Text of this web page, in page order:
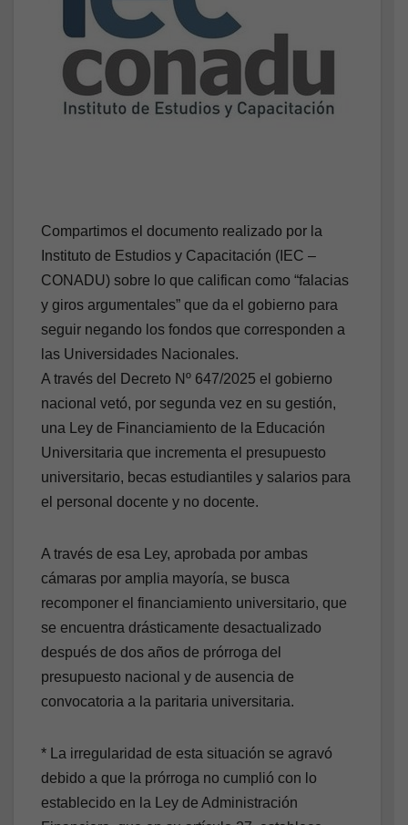
Compartimos el documento realizado por la
Instituto de Estudios y Capacitación (IEC –
CONADU) sobre lo que califican como “falacias
y giros argumentales” que da el gobierno para
seguir negando los fondos que corresponden a
las Universidades Nacionales.
A través del Decreto Nº 647/2025 el gobierno
nacional vetó, por segunda vez en su gestión,
una Ley de Financiamiento de la Educación
Universitaria que incrementa el presupuesto
universitario, becas estudiantiles y salarios para
el personal docente y no docente.
A través de esa Ley, aprobada por ambas
cámaras por amplia mayoría, se busca
recomponer el financiamiento universitario, que
se encuentra drásticamente desactualizado
después de dos años de prórroga del
presupuesto nacional y de ausencia de
convocatoria a la paritaria universitaria.
* La irregularidad de esta situación se agravó
debido a que la prórroga no cumplió con lo
establecido en la Ley de Administración